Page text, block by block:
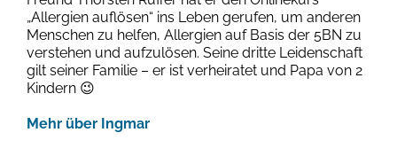
„Allergien auflösen“ ins Leben gerufen, um anderen
Menschen zu helfen, Allergien auf Basis der 5BN zu
verstehen und aufzulösen. Seine dritte Leidenschaft
gilt seiner Familie – er ist verheiratet und Papa von 2
Kindern 😉
Mehr über Ingmar